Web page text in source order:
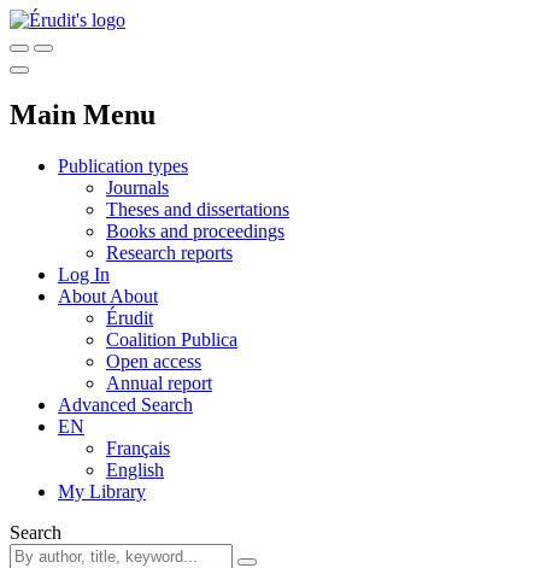
Main Menu
Publication types
Journals
Theses and dissertations
Books and proceedings
Research reports
Log In
About About
Érudit
Coalition Publica
Open access
Annual report
Advanced Search
EN
Français
English
My Library
Search